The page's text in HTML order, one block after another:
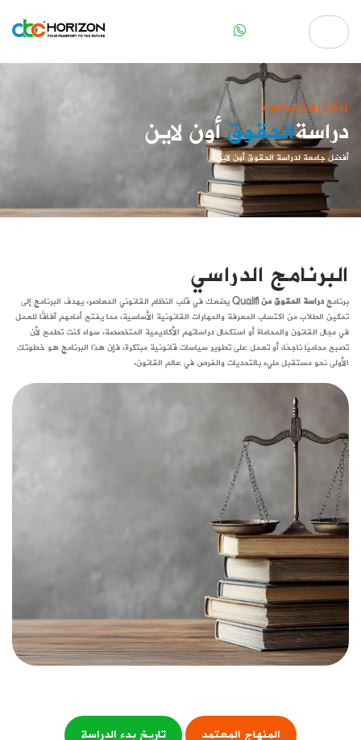
ABCHORIZON
دراسةالحقوقأون لاين
أفضل جامعة لدراسة الحقوق أون لاين
البرنامج الدراسي
برنامجدراسة الحقوق منQualifiيضعك في قلب النظام القانوني المعاصر. يهدف البرنامج إلى
تمكين الطلاب من اكتساب المعرفة والمهارات القانونية الأساسية، مما يفتح أمامهم آفاقًا للعمل
في مجال القانون والمحاماة أو استكمال دراساتهم الأكاديمية المتخصصة. سواء كنت تطمح لأن
تصبح محاميًا ناجحًا، أو تعمل على تطوير سياسات قانونية مبتكرة، فإن هذا البرنامج هو خطوتك
الأولى نحو مستقبل مليء بالتحديات والفرص في عالم القانون.
المنهاج المعتمد تاريخ بدء الدراسة